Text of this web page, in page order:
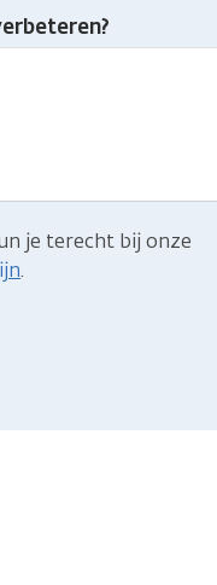
je terecht bij onze
.